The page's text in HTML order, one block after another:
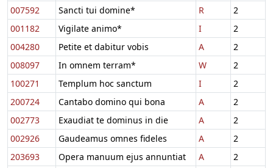
007592
Sancti tui domine* R
2
001182
Vigilate animo* I
2
004280
Petite et dabitur vobis A
2
008097
In omnem terram* W
2
100271
Templum hoc sanctum I
2
200724
Cantabo domino qui bona A
2
002773
Exaudiat te dominus in die A
2
002926
Gaudeamus omnes fideles A
2
203693
Opera manuum ejus annuntiat A
2